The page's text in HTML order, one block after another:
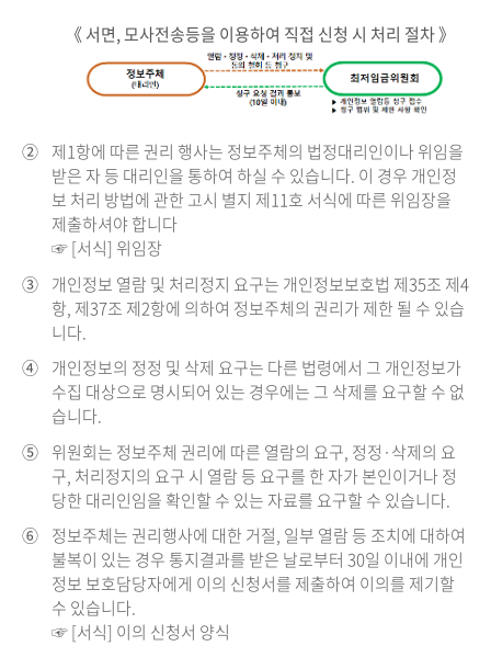
《 서면, 모사전송등을 이용하여 직접 신청 시 처리 절차 》
② 제1항에 따른 권리 행사는 정보주체의 법정대리인이나 위임을
받은 자 등 대리인을 통하여 하실 수 있습니다. 이 경우 개인정
보 처리 방법에 관한 고시 별지 제11호 서식에 따른 위임장을
제출하셔야 합니다
☞ [서식] 위임장
③ 개인정보 열람 및 처리정지 요구는 개인정보보호법 제35조 제4
항, 제37조 제2항에 의하여 정보주체의 권리가 제한 될 수 있습
니다.
④ 개인정보의 정정 및 삭제 요구는 다른 법령에서 그 개인정보가
수집 대상으로 명시되어 있는 경우에는 그 삭제를 요구할 수 없
습니다.
⑤ 위원회는 정보주체 권리에 따른 열람의 요구, 정정·삭제의 요
구, 처리정지의 요구 시 열람 등 요구를 한 자가 본인이거나 정
당한 대리인임을 확인할 수 있는 자료를 요구할 수 있습니다.
⑥ 정보주체는 권리행사에 대한 거절, 일부 열람 등 조치에 대하여
불복이 있는 경우 통지결과를 받은 날로부터 30일 이내에 개인
정보 보호담당자에게 이의 신청서를 제출하여 이의를 제기할
수 있습니다.
☞ [서식] 이의 신청서 양식